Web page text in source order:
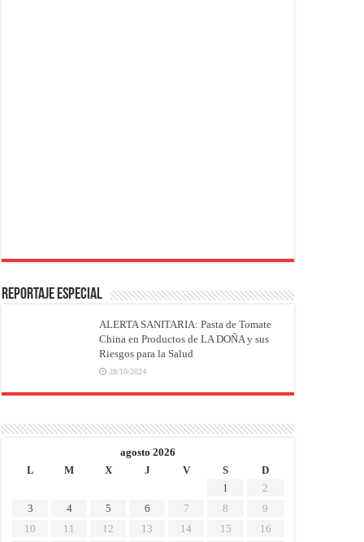
REPORTAJE ESPECIAL
ALERTA SANITARIA: Pasta de Tomate
China en Productos de LA DOÑA y sus
Riesgos para la Salud
28/10/2024
agosto 2026
L
M X J V S
D
1
2
3
4 5 6 7 8
9
10
11 12 13 14 15 16